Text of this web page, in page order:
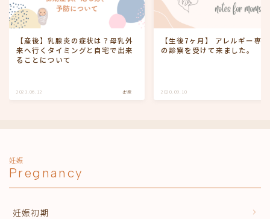
【産後】乳腺炎の症状は？母乳外
来へ行くタイミングと自宅で出来
ることについて
2023.06.12 出産
【生後7ヶ月】 アレルギー専
の診察を受けて来ました。
2020.09.10
妊娠
Pregnancy
妊娠初期